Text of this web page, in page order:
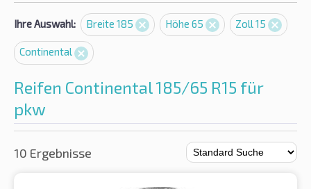
Ihre Auswahl: Breite 185 Höhe 65 Zoll 15
Continental
Reifen Continental 185/65 R15 für
pkw
10 Ergebnisse